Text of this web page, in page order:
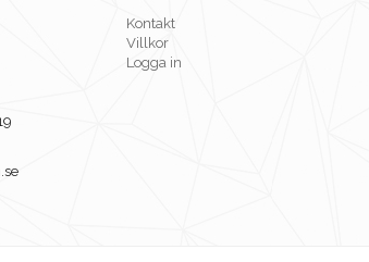
Kontakt
Villkor
Logga in